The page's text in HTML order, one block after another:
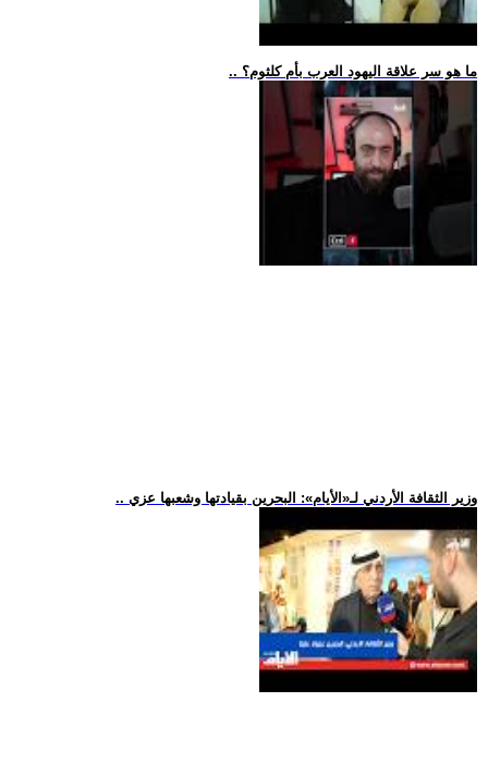
.. ما هو سر علاقة اليهود العرب بأم كلثوم؟
.. وزير الثقافة الأردني لـ«الأيام»: البحرين بقيادتها وشعبها عزي